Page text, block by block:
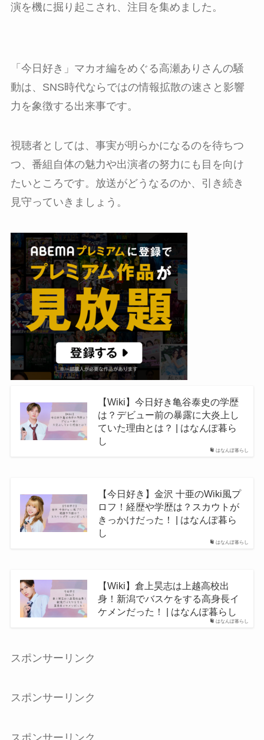
演を機に掘り起こされ、注目を集めました。
「今日好き」マカオ編をめぐる高瀬ありさんの騒
動は、SNS時代ならではの情報拡散の速さと影響
力を象徴する出来事です。
視聴者としては、事実が明らかになるのを待ちつ
つ、番組自体の魅力や出演者の努力にも目を向け
たいところです。放送がどうなるのか、引き続き
見守っていきましょう。
はなんぽ暮らし
【Wiki】今日好き亀谷泰史の学歴
は？デビュー前の暴露に大炎上し
ていた理由とは？ | はなんぽ暮ら
し
はなんぽ暮らし
【今日好き】金沢 十亜のWiki風プ
ロフ！経歴や学歴は？スカウトが
きっかけだった！ | はなんぽ暮ら
し
はなんぽ暮らし
【Wiki】倉上昊志は上越高校出
身！新潟でバスケをする高身長イ
ケメンだった！ | はなんぽ暮らし
スポンサーリンク
スポンサーリンク